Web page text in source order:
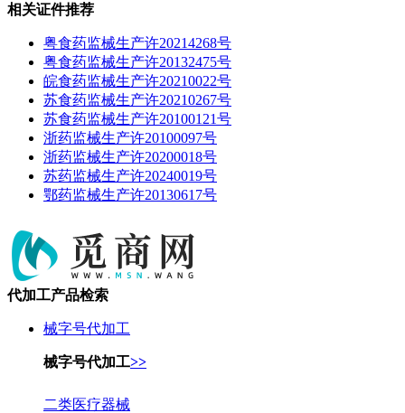
相关证件推荐
粤食药监械生产许20214268号
粤食药监械生产许20132475号
皖食药监械生产许20210022号
苏食药监械生产许20210267号
苏食药监械生产许20100121号
浙药监械生产许20100097号
浙药监械生产许20200018号
苏药监械生产许20240019号
鄂药监械生产许20130617号
代加工产品检索
械字号代加工
械字号代加工>>
二类医疗器械